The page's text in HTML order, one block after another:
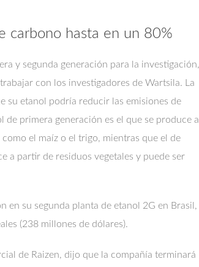
carbono hasta en un 80%
y segunda generación para la investigación,
con los investigadores de Wartsila. La
su etanol podría reducir las emisiones de
de primera generación es el que se produce a
el maíz o el trigo, mientras que el de
a partir de residuos vegetales y puede ser
en su segunda planta de etanol 2G en Brasil,
(238 millones de dólares).
de Raizen, dijo que la compañía terminará